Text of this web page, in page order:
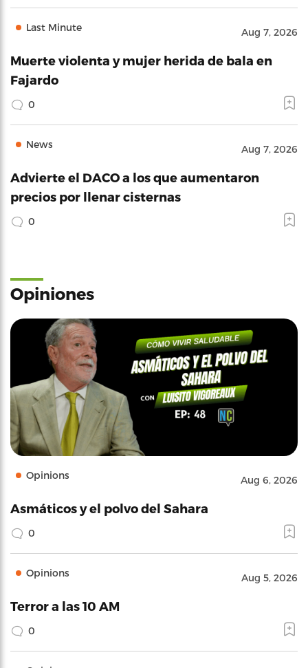
Last Minute Aug 7, 2026
Muerte violenta y mujer herida de bala en
Fajardo
0
News Aug 7, 2026
Advierte el DACO a los que aumentaron
precios por llenar cisternas
0
Opiniones
Opinions Aug 6, 2026
Asmáticos y el polvo del Sahara
0
Opinions Aug 5, 2026
Terror a las 10 AM
0